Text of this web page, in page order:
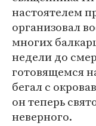
настоятелем
организовал
многих
недели до
готовящемся
бегал с
он теперь
неверного.